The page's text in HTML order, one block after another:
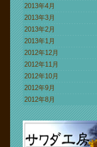
2013年4月
2013年3月
2013年2月
2013年1月
2012年12月
2012年11月
2012年10月
2012年9月
2012年8月